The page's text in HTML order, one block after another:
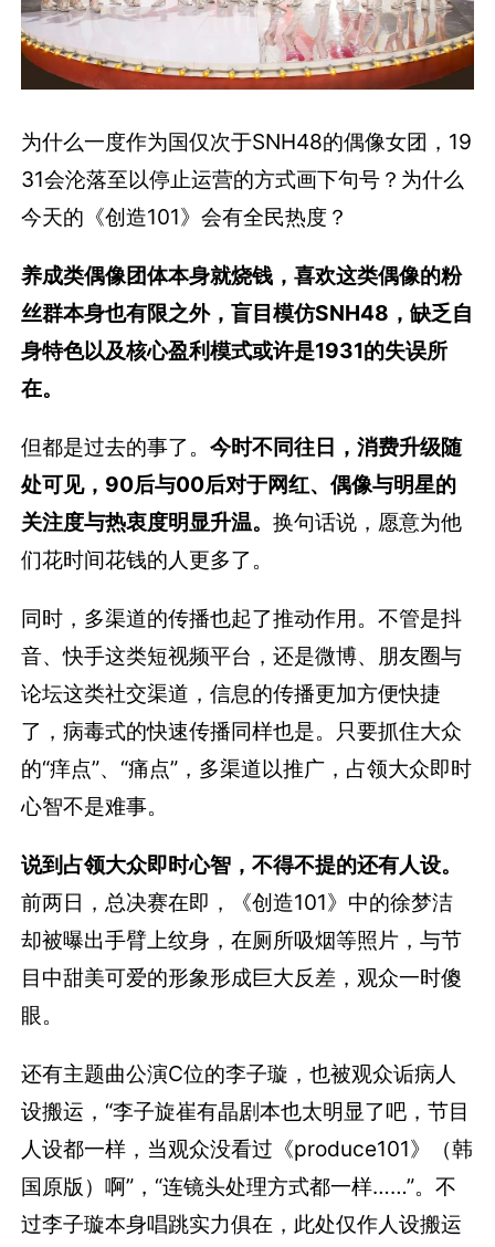
为什么一度作为国仅次于SNH48的偶像女团，19
31会沦落至以停止运营的方式画下句号？为什么
今天的《创造101》会有全民热度？
养成类偶像团体本身就烧钱，喜欢这类偶像的粉
丝群本身也有限之外，盲目模仿SNH48，缺乏自
身特色以及核心盈利模式或许是1931的失误所
在。
但都是过去的事了。今时不同往日，消费升级随
处可见，90后与00后对于网红、偶像与明星的
关注度与热衷度明显升温。换句话说，愿意为他
们花时间花钱的人更多了。
同时，多渠道的传播也起了推动作用。不管是抖
音、快手这类短视频平台，还是微博、朋友圈与
论坛这类社交渠道，信息的传播更加方便快捷
了，病毒式的快速传播同样也是。只要抓住大众
的“痒点”、“痛点”，多渠道以推广，占领大众即时
心智不是难事。
说到占领大众即时心智，不得不提的还有人设。
前两日，总决赛在即，《创造101》中的徐梦洁
却被曝出手臂上纹身，在厕所吸烟等照片，与节
目中甜美可爱的形象形成巨大反差，观众一时傻
眼。
还有主题曲公演C位的李子璇，也被观众诟病人
设搬运，“李子旋崔有晶剧本也太明显了吧，节目
人设都一样，当观众没看过《produce101》（韩
国原版）啊”，“连镜头处理方式都一样……”。不
过李子璇本身唱跳实力俱在，此处仅作人设搬运